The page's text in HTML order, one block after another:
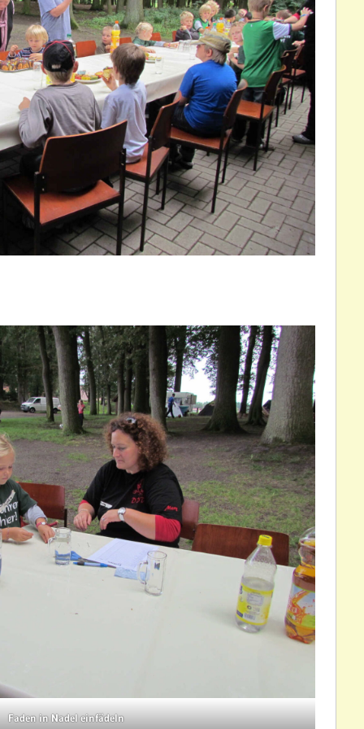
Faden in Nadel einfädeln